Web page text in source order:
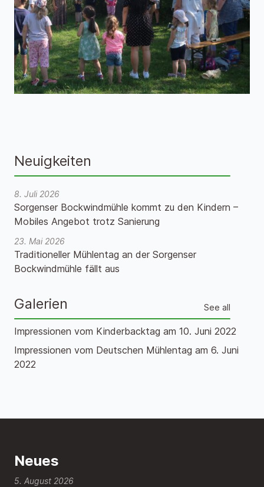
Neuigkeiten
8. Juli 2026
Sorgenser Bockwindmühle kommt zu den Kindern –
Mobiles Angebot trotz Sanierung
23. Mai 2026
Traditioneller Mühlentag an der Sorgenser
Bockwindmühle fällt aus
Galerien See all
Impressionen vom Kinderbacktag am 10. Juni 2022
Impressionen vom Deutschen Mühlentag am 6. Juni
2022
Neues
5. August 2026